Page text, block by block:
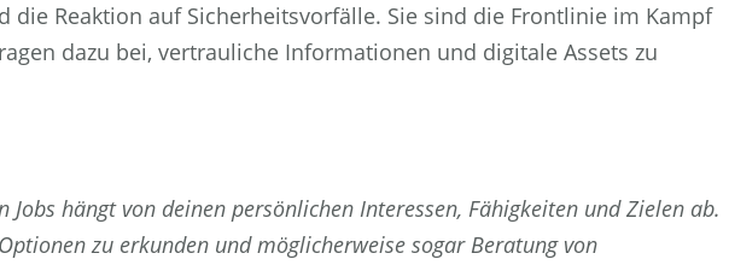
die Reaktion auf Sicherheitsvorfälle. Sie sind die Frontlinie im Kampf
dazu bei, vertrauliche Informationen und digitale Assets zu
hängt von deinen persönlichen Interessen, Fähigkeiten und Zielen ab.
zu erkunden und möglicherweise sogar Beratung von